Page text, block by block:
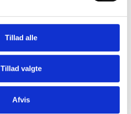
Tillad alle
Tillad valgte
Afvis
+6000,-